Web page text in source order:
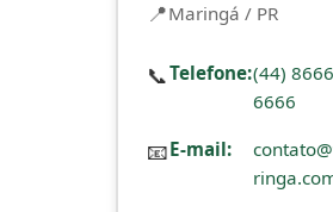
Maringá / PR
📞Telefone:(44)
6666
📧E-mail: